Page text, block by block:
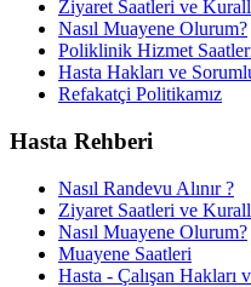
Ziyaret Saatleri ve
Nasıl Muayene Olurum?
Poliklinik Hizmet
Hasta Hakları ve
Refakatçi Politikamız
Hasta Rehberi
Nasıl Randevu Alınır ?
Ziyaret Saatleri ve
Nasıl Muayene Olurum?
Muayene Saatleri
Hasta - Çalışan Hakları